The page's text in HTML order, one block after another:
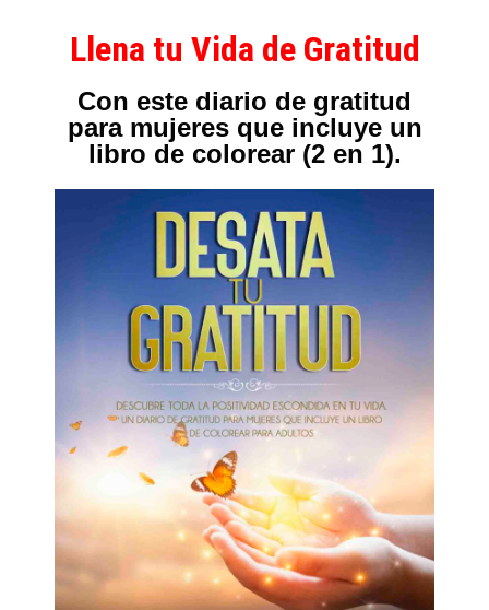
Llena tu Vida de Gratitud
Con este diario de gratitud
para mujeres que incluye un
libro de colorear (2 en 1).